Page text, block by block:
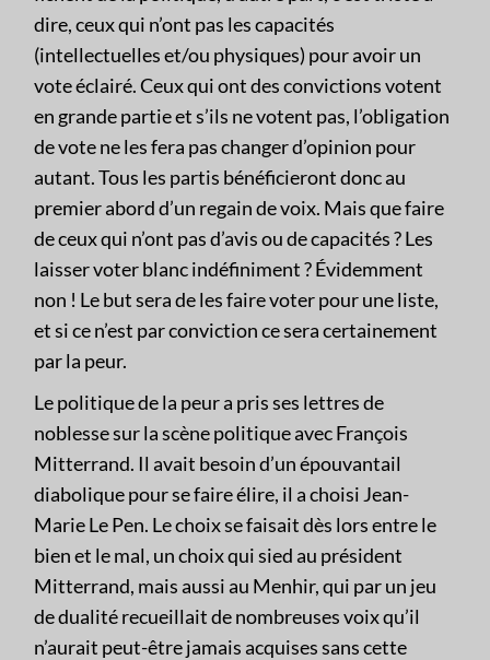
dire, ceux qui n’ont pas les capacités
(intellectuelles et/ou physiques) pour avoir un
vote éclairé. Ceux qui ont des convictions votent
en grande partie et s’ils ne votent pas, l’obligation
de vote ne les fera pas changer d’opinion pour
autant. Tous les partis bénéficieront donc au
premier abord d’un regain de voix. Mais que faire
de ceux qui n’ont pas d’avis ou de capacités ? Les
laisser voter blanc indéfiniment ? Évidemment
non ! Le but sera de les faire voter pour une liste,
et si ce n’est par conviction ce sera certainement
par la peur.
Le politique de la peur a pris ses lettres de
noblesse sur la scène politique avec François
Mitterrand. Il avait besoin d’un épouvantail
diabolique pour se faire élire, il a choisi Jean-
Marie Le Pen. Le choix se faisait dès lors entre le
bien et le mal, un choix qui sied au président
Mitterrand, mais aussi au Menhir, qui par un jeu
de dualité recueillait de nombreuses voix qu’il
n’aurait peut-être jamais acquises sans cette